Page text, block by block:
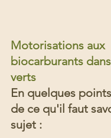
Motorisations aux
biocarburants
verts
En quelques
de ce qu'il faut
sujet :